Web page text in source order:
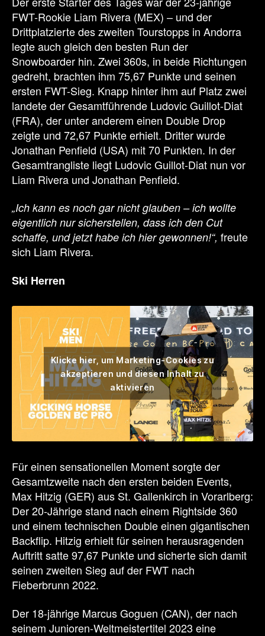
FWT-Rookie Liam Rivera (MEX) – und der
Drittplatzierte des zweiten Tourstopps in Andorra
legte auch gleich den besten Run der
Snowboarder hin. Zwei 360s, in beide Richtungen
gedreht, brachten ihm 75,67 Punkte und seinen
ersten FWT-Sieg. Knapp hinter ihm auf Platz zwei
landete der Gesamtführende Ludovic Guillot-Diat
(FRA), der unter anderem einen Double Drop
zeigte und 72,67 Punkte erhielt. Dritter wurde
Jonathan Penfield (USA) mit 70 Punkten. In der
Gesamtrangliste liegt Ludovic Guillot-Diat nun vor
Liam Rivera und Jonathan Penfield.
„Ich kann es noch gar nicht glauben – ich wollte
eigentlich nur sicherstellen, dass ich den Cut
schaffe, und jetzt habe ich hier gewonnen!“, freute
sich Liam Rivera.
Ski Herren
Klicke hier, um Marketing-Cookies zu
akzeptieren und diesen Inhalt zu
aktivieren
Für einen sensationellen Moment sorgte der
Gesamtzweite nach den ersten beiden Events,
Max Hitzig (GER) aus St. Gallenkirch in Vorarlberg:
Der 20-Jährige stand nach einem Rightside 360
und einem technischen Double einen gigantischen
Backflip. Hitzig erhielt für seinen herausragenden
Auftritt satte 97,67 Punkte und sicherte sich damit
seinen zweiten Sieg auf der FWT nach
Fieberbrunn 2022.
Der 18-jährige Marcus Goguen (CAN), der nach
seinem Junioren-Weltmeistertitel 2023 eine